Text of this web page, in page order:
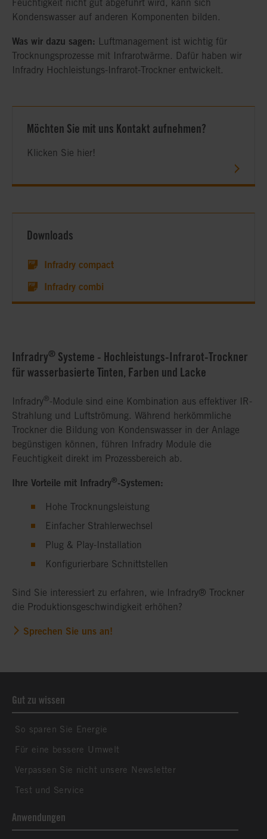
Feuchtigkeit nicht gut abgeführt wird, kann sich
Kondenswasser auf anderen Komponenten bilden.
Was wir dazu sagen: Luftmanagement ist wichtig für
Trocknungsprozesse mit Infrarotwärme. Dafür haben wir
Infradry Hochleistungs-Infrarot-Trockner entwickelt.
Möchten Sie mit uns Kontakt aufnehmen?
Klicken Sie hier!
Downloads
Infradry compact
Infradry combi
Infradry® Systeme - Hochleistungs-Infrarot-Trockner
für wasserbasierte Tinten, Farben und Lacke
Infradry®-Module sind eine Kombination aus effektiver IR-
Strahlung und Luftströmung. Während herkömmliche
Trockner die Bildung von Kondenswasser in der Anlage
begünstigen können, führen Infradry Module die
Feuchtigkeit direkt im Prozessbereich ab.
Ihre Vorteile mit Infradry®-Systemen:
Hohe Trocknungsleistung
Einfacher Strahlerwechsel
Plug & Play-Installation
Konfigurierbare Schnittstellen
Sind Sie interessiert zu erfahren, wie Infradry® Trockner
die Produktionsgeschwindigkeit erhöhen?
Sprechen Sie uns an!
Gut zu wissen
So sparen Sie Energie
Für eine bessere Umwelt
Verpassen Sie nicht unsere Newsletter
Test und Service
Anwendungen